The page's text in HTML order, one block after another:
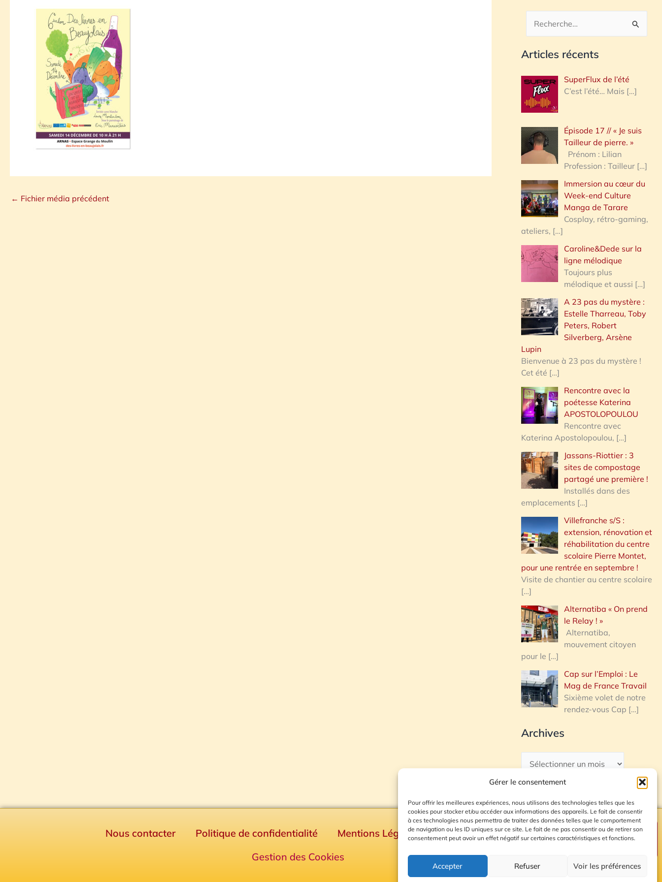
Gérer le consentement
Pour offrir les meilleures expériences, nous utilisons des technologies telles que les
cookies pour stocker et/ou accéder aux informations des appareils. Le fait de consentir
à ces technologies nous permettra de traiter des données telles que le comportement
de navigation ou les ID uniques sur ce site. Le fait de ne pas consentir ou de retirer son
consentement peut avoir un effet négatif sur certaines caractéristiques et fonctions.
Accepter Refuser Voir les préférences
← Fichier média précédent
c
h
r
h
e
:
Articles récents
SuperFlux de l’été
C’est l’été… Mais […]
Épisode 17 // « Je suis
Tailleur de pierre. »
Prénom : Lilian
Profession : Tailleur […]
Immersion au cœur du
Week-end Culture
Manga de Tarare
Cosplay, rétro-gaming,
ateliers, […]
Caroline&Dede sur la
ligne mélodique
Toujours plus
mélodique et aussi […]
A 23 pas du mystère :
Estelle Tharreau, Toby
Peters, Robert
Silverberg, Arsène
Lupin
Bienvenue à 23 pas du mystère !
Cet été […]
Rencontre avec la
poétesse Katerina
APOSTOLOPOULOU
Rencontre avec
Katerina Apostolopoulou, […]
Jassans-Riottier : 3
sites de compostage
partagé une première !
Installés dans des
emplacements […]
Villefranche s/S :
extension, rénovation et
réhabilitation du centre
scolaire Pierre Montet,
pour une rentrée en septembre !
Visite de chantier au centre scolaire
[…]
Alternatiba « On prend
le Relay ! »
Alternatiba,
mouvement citoyen
pour le […]
Cap sur l’Emploi : Le
Mag de France Travail
Sixième volet de notre
rendez-vous Cap […]
Archives
Nous contacter Politique de confidentialité Mentions Légales
Plan du site
Gestion des Cookies